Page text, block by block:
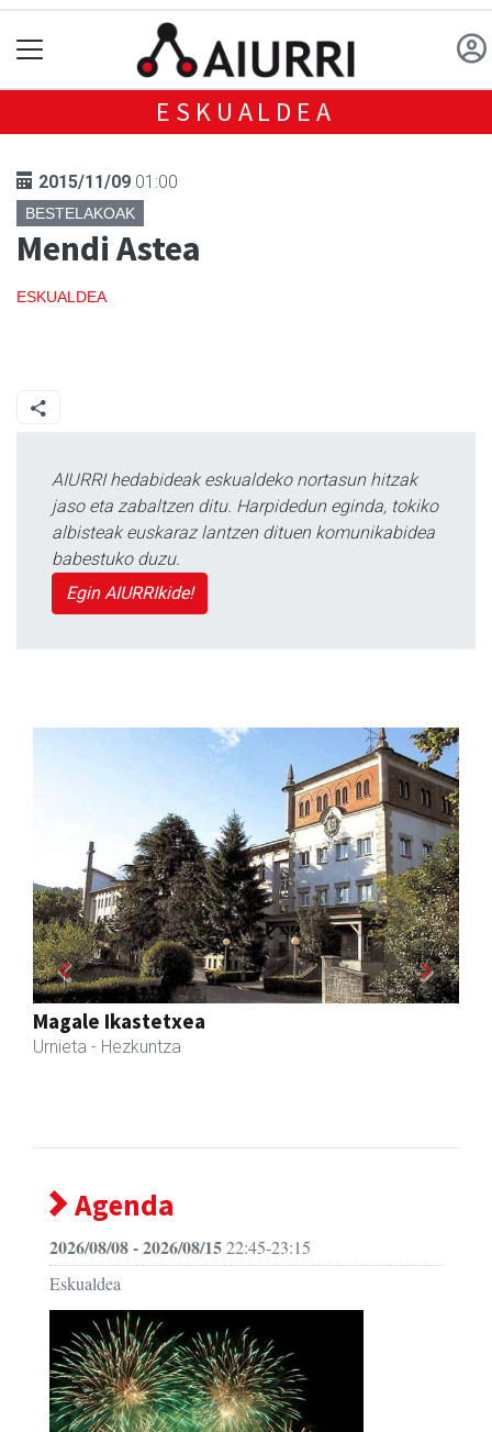
ESKUALDEA
2015/11/09 01:00
BESTELAKOAK
Mendi Astea
ESKUALDEA
AIURRI hedabideak eskualdeko nortasun hitzak
jaso eta zabaltzen ditu. Harpidedun eginda, tokiko
albisteak euskaraz lantzen dituen komunikabidea
babestuko duzu.
Egin AIURRIkide!
Kuttun kafetegia
Andoain
Previous Next
Agenda
2026/08/08 - 2026/08/1522:45-23:15
Eskualdea